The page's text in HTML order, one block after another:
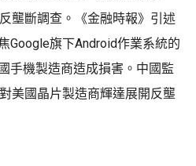
壟斷調查。《金融時報》引述
Google旗下Android作業系統的
手機製造商造成損害。中國監
美國晶片製造商輝達展開反壟